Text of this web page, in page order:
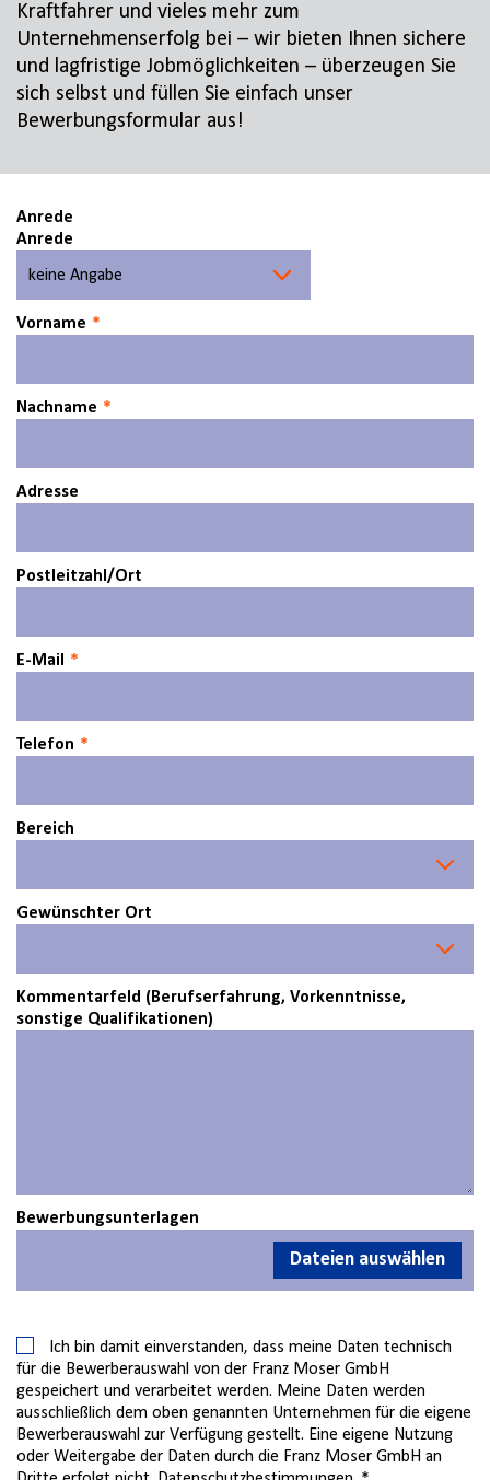
Kraftfahrer und vieles mehr zum
Unternehmenserfolg bei – wir bieten Ihnen sichere
und lagfristige Jobmöglichkeiten – überzeugen Sie
sich selbst und füllen Sie einfach unser
Bewerbungsformular aus!
Anrede
Anrede
Vorname
Nachname
Adresse
Postleitzahl/Ort
E-Mail
Telefon
Bereich
Gewünschter Ort
Kommentarfeld (Berufserfahrung, Vorkenntnisse,
sonstige Qualifikationen)
Bewerbungsunterlagen
Dateien auswählen
Ich bin damit einverstanden, dass meine Daten technisch
für die Bewerberauswahl von der Franz Moser GmbH
gespeichert und verarbeitet werden. Meine Daten werden
ausschließlich dem oben genannten Unternehmen für die eigene
Bewerberauswahl zur Verfügung gestellt. Eine eigene Nutzung
oder Weitergabe der Daten durch die Franz Moser GmbH an